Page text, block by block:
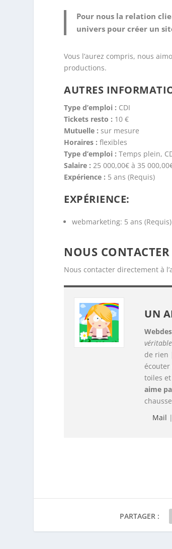
Pour nous la relation
univers pour créer un
Vous l’aurez compris, nous
productions.
AUTRES
Type d’emploi : CDI
Tickets resto : 10 €
Mutuelle : sur mesure
Horaires : flexibles
Type d’emploi : Temps plein,
Salaire : 25 000,00€ à 35
Expérience : 5 ans (Requis)
EXPÉRIENCE:
webmarketing: 5 ans (Requis)
NOUS CONTACTER
Nous contacter directement à
UN
de rien
toiles
aime
Mail |
PARTAGER :